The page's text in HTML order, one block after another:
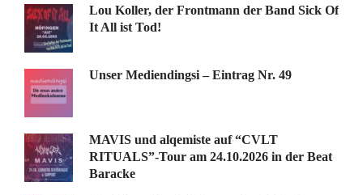
Lou Koller, der Frontmann der Band Sick Of
It All ist Tod!
Unser Mediendingsi – Eintrag Nr. 49
MAVIS und alqemiste auf “CVLT
RITUALS”-Tour am 24.10.2026 in der Beat
Baracke